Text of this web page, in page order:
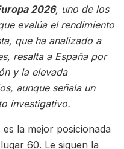
2026, uno de los
evalúa el rendimiento
que ha analizado a
resalta a España por
y la elevada
aunque señala un
investigativo.
es la mejor posicionada
60. Le siguen la